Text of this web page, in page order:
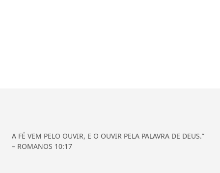
A FÉ VEM PELO OUVIR, E O OUVIR PELA PALAVRA DE DEUS.”
– ROMANOS 10:17